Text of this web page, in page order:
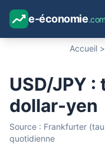
e-économie.com
Accueil >
USD/JPY
dollar-yen
Source : Frankfurter
quotidienne